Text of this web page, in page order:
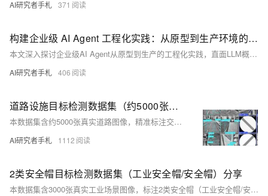
AI研究者手札 371
构建企业级 AI Agent 工程化实践：从原型到生产环境的跨越
本文深入探讨企业级AI Agent从原型到生产的工程化实践，直面LLM概率性与业务确定性的根本矛盾，提出“LLM负责感知推理、代码保障逻辑执行”的混合架构。系统阐述可观测性、安全护栏、性能优化、数据管理四大工程支柱，并结合IT运维、金融合规等实战场景，提供可落地的LLMOps方法论。
AI研究者手札 406
道路设施目标检测数据集（约5000张已标注）｜YOLO训练与智能交通应用数据集
本数据集含约5000张真实道路图像，精准标注交通标志、热塑标线、金属护栏、减速带4类设施，采用YOLO标准格式（归一化bbox），已划分train/val/test集。覆盖多场景、多光照、多尺度，支持YOLOv5/v8等直接训练，适用于智能巡检、自动驾驶感知与交通管理。
AI研究者手札 1112
2类安全帽目标检测数据集（工业安全帽/安全帽）分享
本数据集含3000张真实工业场景图像，标注2类安全帽（工业安全帽/安全帽），YOLO格式，覆盖建筑工地、厂房、夜间、遮挡等复杂工况，适配YOLO系列、Faster R-CNN等主流模型，助力智慧工地与工业安防智能化升级。